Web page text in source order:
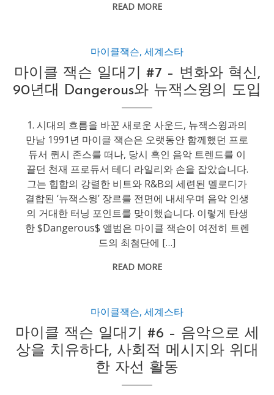
READ MORE
마이클잭슨,세계스타
마이클 잭슨 일대기 #7 – 변화와 혁신,
90년대 Dangerous와 뉴잭스윙의 도입
1. 시대의 흐름을 바꾼 새로운 사운드, 뉴잭스윙과의
만남 1991년 마이클 잭슨은 오랫동안 함께했던 프로
듀서 퀸시 존스를 떠나, 당시 흑인 음악 트렌드를 이
끌던 천재 프로듀서 테디 라일리와 손을 잡았습니다.
그는 힙합의 강렬한 비트와 R&B의 세련된 멜로디가
결합된 ‘뉴잭스윙’ 장르를 전면에 내세우며 음악 인생
의 거대한 터닝 포인트를 맞이했습니다. 이렇게 탄생
한 $Dangerous$ 앨범은 마이클 잭슨이 여전히 트렌
드의 최첨단에 […]
READ MORE
마이클잭슨,세계스타
마이클 잭슨 일대기 #6 – 음악으로 세
상을 치유하다, 사회적 메시지와 위대
한 자선 활동